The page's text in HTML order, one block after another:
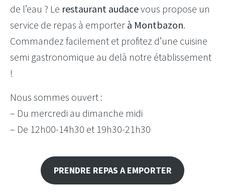
de l’eau ? Le restaurant audacevous propose un
service de repas à emporter à Montbazon.
Commandez facilement et profitez d’une cuisine
semi gastronomique au delà notre établissement
!
Nous sommes ouvert :
– Du mercredi au dimanche midi
– De 12h00-14h30 et 19h30-21h30
PRENDRE REPAS A EMPORTER